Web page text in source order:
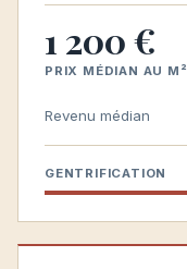
1 200 €
PRIX MÉDIAN AU M²
Revenu médian
GENTRIFICATION